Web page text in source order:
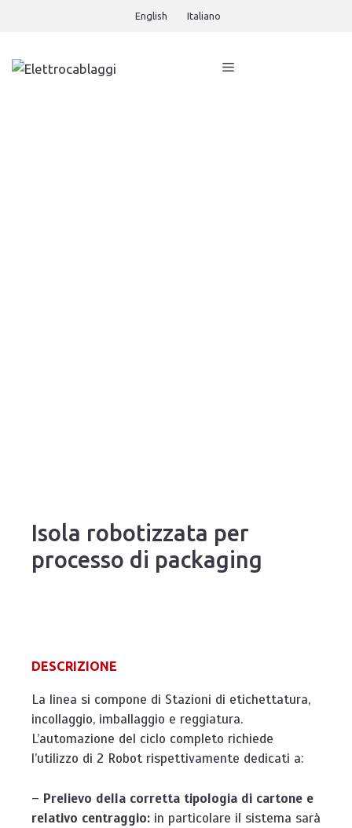
English Italiano
Isola robotizzata per
processo di packaging
DESCRIZIONE
La linea si compone di Stazioni di etichettatura,
incollaggio, imballaggio e reggiatura.
L’automazione del ciclo completo richiede
l’utilizzo di 2 Robot rispettivamente dedicati a:
– Prelievo della corretta tipologia di cartone e
relativo centraggio: in particolare il sistema sarà